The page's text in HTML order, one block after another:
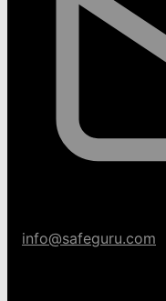
info@safeguru.com